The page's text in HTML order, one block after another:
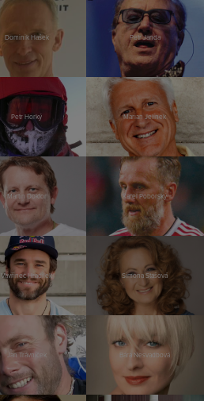
Dominik Hašek Petr Janda
Petr Horký Marian Jelínek
Martin Doktor Karel Poborský
Vavřinec Hradilek Simona Stašová
Jan Trávníček Bára Nesvadbová